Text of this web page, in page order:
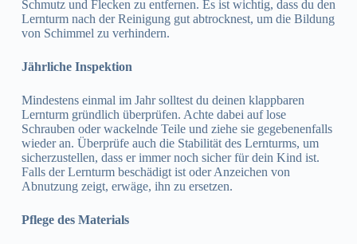
Schmutz und Flecken zu entfernen. Es ist wichtig, dass du den
Lernturm nach der Reinigung gut abtrocknest, um die Bildung
von Schimmel zu verhindern.
Jährliche Inspektion
Mindestens einmal im Jahr solltest du deinen klappbaren
Lernturm gründlich überprüfen. Achte dabei auf lose
Schrauben oder wackelnde Teile und ziehe sie gegebenenfalls
wieder an. Überprüfe auch die Stabilität des Lernturms, um
sicherzustellen, dass er immer noch sicher für dein Kind ist.
Falls der Lernturm beschädigt ist oder Anzeichen von
Abnutzung zeigt, erwäge, ihn zu ersetzen.
Pflege des Materials